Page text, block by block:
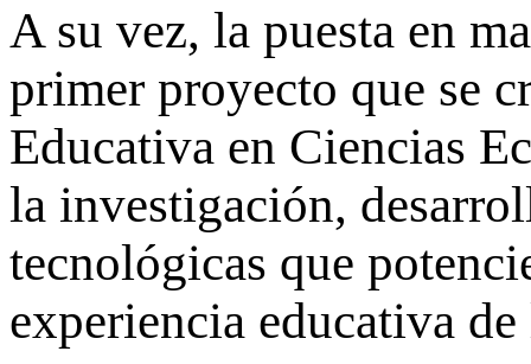
A su vez, la puesta en
primer proyecto que se
Educativa en Ciencias
la investigación,
tecnológicas que
experiencia educativa